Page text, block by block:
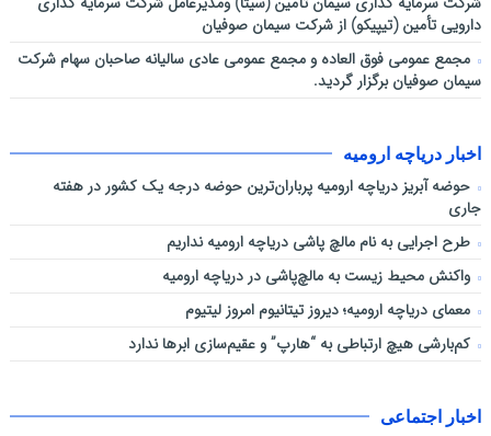
دارویی تأمین (تیپیکو) از شرکت سیمان صوفیان
مجمع عمومی فوق العاده و مجمع عمومی عادی سالیانه صاحبان سهام شرکت
سیمان صوفیان برگزار گردید.
اخبار دریاچه ارومیه
حوضه آبریز دریاچه ارومیه پرباران‌ترین حوضه‌ درجه یک کشور در هفته
جاری
طرح اجرایی به نام مالچ پاشی دریاچه ارومیه نداریم
واکنش محیط زیست به مالچ‌پاشی در دریاچه ارومیه
معمای دریاچه ارومیه؛ دیروز تیتانیوم امروز لیتیوم
کم‌بارشی هیچ ارتباطی به “هارپ” و عقیم‌سازی ابرها ندارد
اخبار اجتماعی